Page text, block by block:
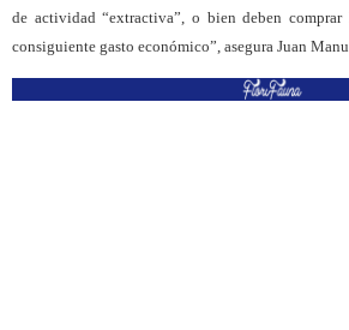
de actividad “extractiva”, o bien deben
consiguiente gasto económico”, asegura Juan